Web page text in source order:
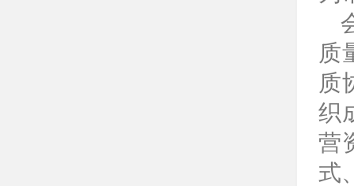
质
质
织
营
式